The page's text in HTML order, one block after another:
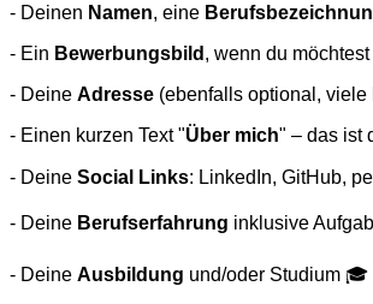
- Deinen Namen, eine
- Ein Bewerbungsbild , wenn du
- Deine Adresse (ebenfalls optional,
- Einen kurzen Text "Über mich" – das ist
- Deine Social Links: LinkedIn, GitHub,
- Deine Berufserfahrung inklusive
- Deine Ausbildung und/oder Studium 🎓